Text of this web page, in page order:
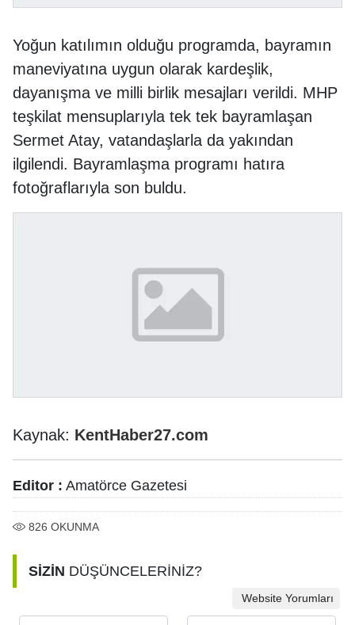
Yoğun katılımın olduğu programda, bayramın
maneviyatına uygun olarak kardeşlik,
dayanışma ve milli birlik mesajları verildi. MHP
teşkilat mensuplarıyla tek tek bayramlaşan
Sermet Atay, vatandaşlarla da yakından
ilgilendi. Bayramlaşma programı hatıra
fotoğraflarıyla son buldu.
Kaynak: KentHaber27.com
Editor : Amatörce Gazetesi
826 OKUNMA
SİZİN DÜŞÜNCELERİNİZ?
Website Yorumları